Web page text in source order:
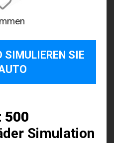
SIE I
500
Simulation